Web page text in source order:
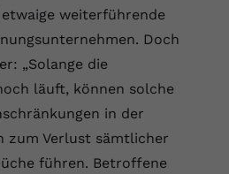
weiterführende
Doch
„Solange die
läuft, können solche
in der
zum Verlust sämtlicher
führen. Betroffene
YouTube gesetzte Cookie
eine eindeutige ID, um
zu speichern, welche